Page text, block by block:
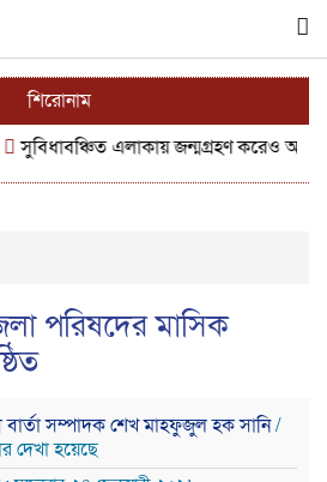
শিরোনাম
সুবিধাবঞ্চিত এলাকায় জন্মগ্রহণ করেও অদম্য
পরিষদের মাসিক
বার্তা সম্পাদক শেখ মাহফুজুল হক সানি/
দেখা হয়েছে